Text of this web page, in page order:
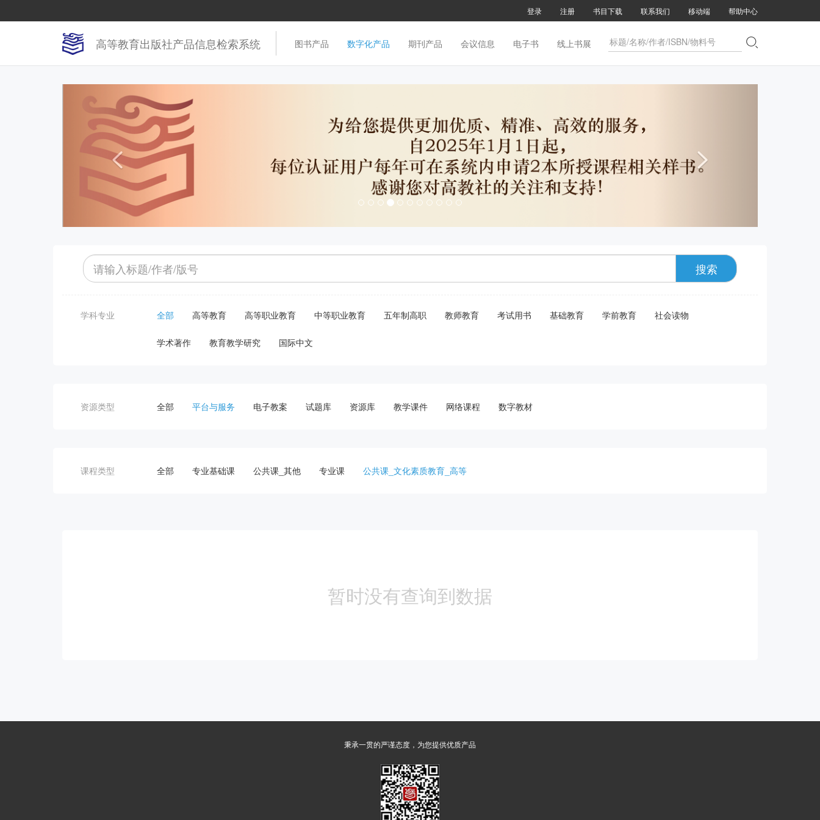
登录 注册 书目下载 联系我们 移动端 帮助中心
高等教育出版社产品信息检索系统 图书产品 数字化产品 期刊产品 会议信息 电子书 线上书展 
 
搜索
学科专业 全部 高等教育 高等职业教育 中等职业教育 五年制高职 教师教育 考试用书 基础教育 学前教育 社会读物
学术著作 教育教学研究 国际中文
资源类型 全部 平台与服务 电子教案 试题库 资源库 教学课件 网络课程 数字教材
课程类型 全部 专业基础课 公共课_其他 专业课 公共课_文化素质教育_高等
暂时没有查询到数据
秉承一贯的严谨态度，为您提供优质产品